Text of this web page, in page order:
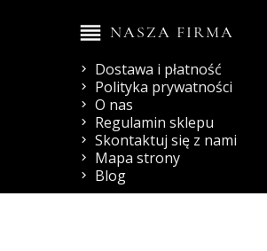
reorder NASZA FIRMA
Dostawa i płatność
Polityka prywatności
O nas
Regulamin sklepu
Skontaktuj się z nami
Mapa strony
Blog